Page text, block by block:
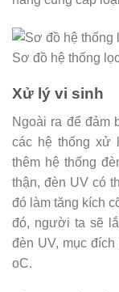
Sơ đồ hệ thống
Xử lý vi sinh
Ngoài ra để đảm
các hệ thống xử
thêm hệ thống
thận, đèn UV có
đó làm tăng kích
đó, người ta sẽ
đèn UV, mục
oC.